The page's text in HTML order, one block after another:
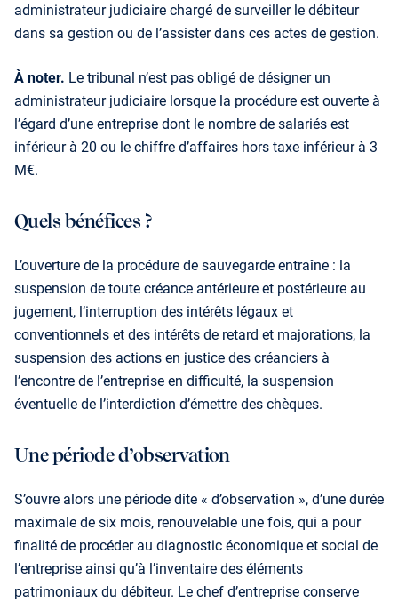
administrateur judiciaire chargé de surveiller le débiteur
dans sa gestion ou de l’assister dans ces actes de gestion.
À noter. Le tribunal n’est pas obligé de désigner un
administrateur judiciaire lorsque la procédure est ouverte à
l’égard d’une entreprise dont le nombre de salariés est
inférieur à 20 ou le chiffre d’affaires hors taxe inférieur à 3
M€.
Quels bénéfices ?
L’ouverture de la procédure de sauvegarde entraîne : la
suspension de toute créance antérieure et postérieure au
jugement, l’interruption des intérêts légaux et
conventionnels et des intérêts de retard et majorations, la
suspension des actions en justice des créanciers à
l’encontre de l’entreprise en difficulté, la suspension
éventuelle de l’interdiction d’émettre des chèques.
Une période d’observation
S’ouvre alors une période dite « d’observation », d’une durée
maximale de six mois, renouvelable une fois, qui a pour
finalité de procéder au diagnostic économique et social de
l’entreprise ainsi qu’à l’inventaire des éléments
patrimoniaux du débiteur. Le chef d’entreprise conserve